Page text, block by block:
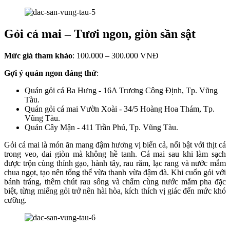
Gỏi cá mai – Tươi ngon, giòn sần sật
Mức giá tham khảo: 100.000 – 300.000 VNĐ
Gợi ý quán ngon đáng thử:
Quán gỏi cá Ba Hưng - 16A Trương Công Định, Tp. Vũng
Tàu.
Quán gỏi cá mai Vườn Xoài - 34/5 Hoàng Hoa Thám, Tp.
Vũng Tàu.
Quán Cây Mận - 411 Trần Phú, Tp. Vũng Tàu.
Gỏi cá mai là món ăn mang đậm hương vị biển cả, nổi bật với thịt cá
trong veo, dai giòn mà không hề tanh. Cá mai sau khi làm sạch
được trộn cùng thính gạo, hành tây, rau răm, lạc rang và nước mắm
chua ngọt, tạo nên tổng thể vừa thanh vừa đậm đà. Khi cuốn gỏi với
bánh tráng, thêm chút rau sống và chấm cùng nước mắm pha đặc
biệt, từng miếng gỏi trở nên hài hòa, kích thích vị giác đến mức khó
cưỡng.